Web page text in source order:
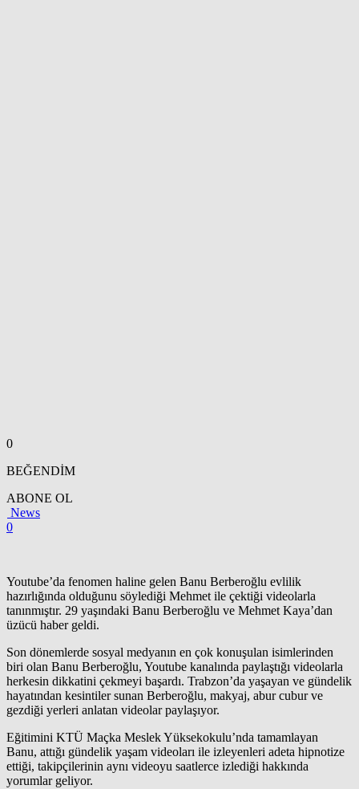
0
BEĞENDİM
ABONE OL
News
0
Youtube’da fenomen haline gelen Banu Berberoğlu evlilik
hazırlığında olduğunu söylediği Mehmet ile çektiği videolarla
tanınmıştır. 29 yaşındaki Banu Berberoğlu ve Mehmet Kaya’dan
üzücü haber geldi.
Son dönemlerde sosyal medyanın en çok konuşulan isimlerinden
biri olan Banu Berberoğlu, Youtube kanalında paylaştığı videolarla
herkesin dikkatini çekmeyi başardı. Trabzon’da yaşayan ve gündelik
hayatından kesintiler sunan Berberoğlu, makyaj, abur cubur ve
gezdiği yerleri anlatan videolar paylaşıyor.
Eğitimini KTÜ Maçka Meslek Yüksekokulu’nda tamamlayan
Banu, attığı gündelik yaşam videoları ile izleyenleri adeta hipnotize
ettiği, takipçilerinin aynı videoyu saatlerce izlediği hakkında
yorumlar geliyor.